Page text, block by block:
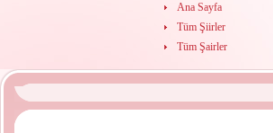
Ana Sayfa
Tüm Şiirler
Tüm Şairler